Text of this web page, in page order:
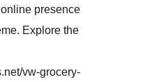
presence
Explore the
vw-grocery-